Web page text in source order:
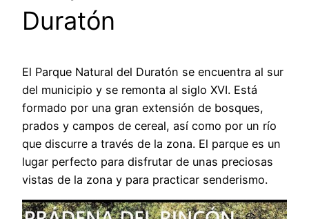
Duratón
El Parque Natural del Duratón se encuentra al sur
del municipio y se remonta al siglo XVI. Está
formado por una gran extensión de bosques,
prados y campos de cereal, así como por un río
que discurre a través de la zona. El parque es un
lugar perfecto para disfrutar de unas preciosas
vistas de la zona y para practicar senderismo.